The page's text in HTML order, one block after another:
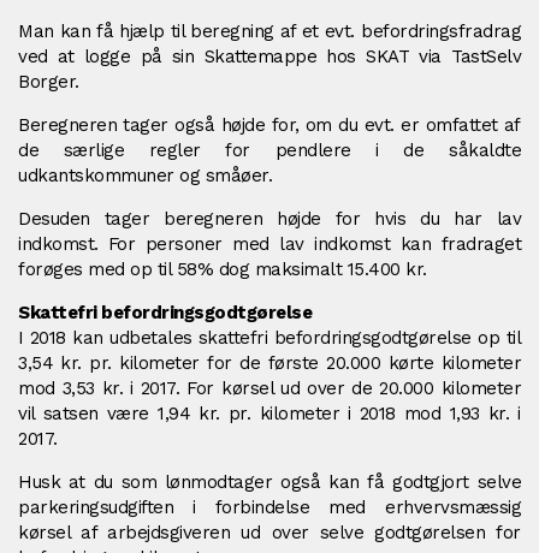
Man kan få hjælp til beregning af et evt. befordringsfradrag
ved at logge på sin Skattemappe hos SKAT via TastSelv
Borger.
Beregneren tager også højde for, om du evt. er omfattet af
de særlige regler for pendlere i de såkaldte
udkantskommuner og småøer.
Desuden tager beregneren højde for hvis du har lav
indkomst. For personer med lav indkomst kan fradraget
forøges med op til 58% dog maksimalt 15.400 kr.
Skattefri befordringsgodtgørelse
I 2018 kan udbetales skattefri befordringsgodtgørelse op til
3,54 kr. pr. kilometer for de første 20.000 kørte kilometer
mod 3,53 kr. i 2017. For kørsel ud over de 20.000 kilometer
vil satsen være 1,94 kr. pr. kilometer i 2018 mod 1,93 kr. i
2017.
Husk at du som lønmodtager også kan få godtgjort selve
parkeringsudgiften i forbindelse med erhvervsmæssig
kørsel af arbejdsgiveren ud over selve godtgørelsen for